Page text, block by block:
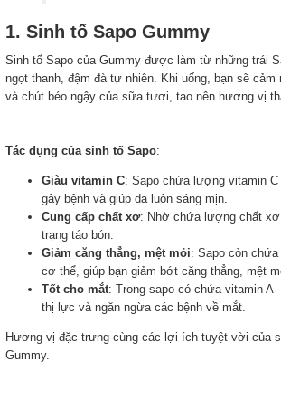
1. Sinh tố Sapo Gummy
Sinh tố Sapo của Gummy được làm từ những trái
ngọt thanh, đậm đà tự nhiên. Khi uống, bạn sẽ
và chút béo ngậy của sữa tươi, tạo nên hương vị
Tác dụng của sinh tố Sapo:
Giàu vitamin C: Sapo chứa lượng vitamin
gây bệnh và giúp da luôn sáng mịn.
Cung cấp chất xơ: Nhờ chứa lượng chất xơ
trạng táo bón.
Giảm căng thẳng, mệt mỏi: Sapo còn
cơ thể, giúp bạn giảm bớt căng thẳng, mệt
Tốt cho mắt: Trong sapo có chứa vitamin A
thị lực và ngăn ngừa các bệnh về mắt.
Hương vị đặc trưng cùng các lợi ích tuyệt vời của
Gummy.